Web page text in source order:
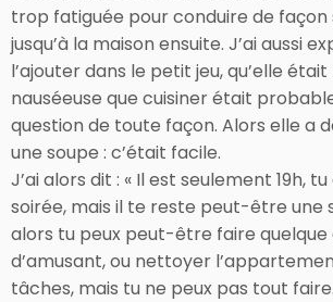
trop fatiguée pour conduire de façon
jusqu’à la maison ensuite. J’ai aussi
l’ajouter dans le petit jeu, qu’elle
nauséeuse que cuisiner était
question de toute façon. Alors elle a
une soupe : c’était facile.
J’ai alors dit : « Il est seulement 19h,
soirée, mais il te reste peut-être une
alors tu peux peut-être faire quelque
d’amusant, ou nettoyer
tâches, mais tu ne peux pas tout